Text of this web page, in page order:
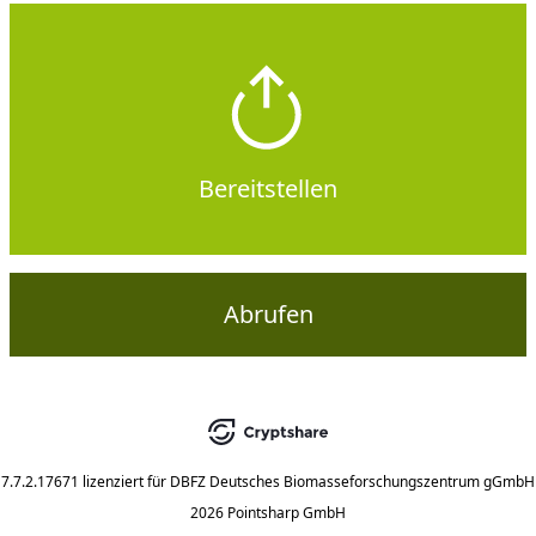
Bereitstellen
Abrufen
7.7.2.17671 lizenziert für DBFZ Deutsches Biomasseforschungszentrum gGmbH
2026 Pointsharp GmbH